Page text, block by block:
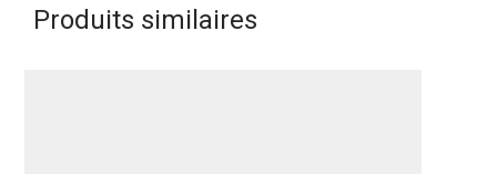
Produits similaires